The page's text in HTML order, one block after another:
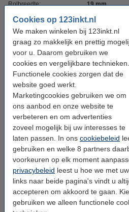
Cookies op 123inkt.nl
We maken winkelen bij 123inkt.nl
graag zo makkelijk en prettig
voor u. Daarom gebruiken we
cookies en vergelijkbare technieken.
Functionele cookies zorgen dat de
website goed werkt.
Marketingcookies gebruiken we om
ons aanbod en onze website te
verbeteren en om advertenties
zoveel mogelijk bij uw interesses te
laten passen. In ons cookiebeleid
gebruiken en welke 8 partners
voorkeuren op elk moment
privacybeleid leest u hoe we met
links naar beide pagina's vindt u
accepteren om akkoord te gaan.
gebruiken we alleen functionele
Rolbreedte: 19 mm
Kerndiameter: klein
transparant
Aantal: 1 rol
Winstpakker!
Aanbieding: 8x 123inkt
mm x 33 m
€ 7,50
Aanbieding: 16x 123inkt
mm x 33 m
Tip: plakbandhouder meebestellen
123inkt plakbandhouder
€ 4,95